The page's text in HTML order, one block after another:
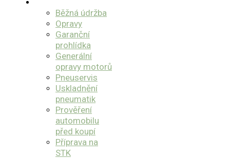
Běžná údržba
Opravy
Garanční
prohlídka
Generální
opravy motorů
Pneuservis
Uskladnění
pneumatik
Prověření
automobilu
před koupí
Příprava na
STK